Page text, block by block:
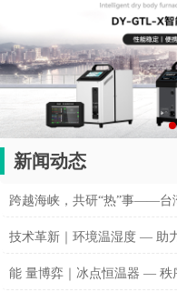
新闻动态
跨越海峡，共研“热”事——台
技术革新｜环境温湿度 — 助
能 量博弈｜冰点恒温器 — 秩